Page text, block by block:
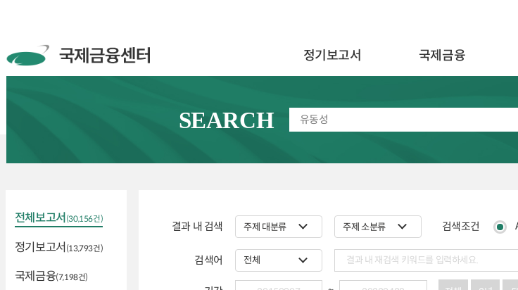
정기보고서 국제금융
SEARCH
전체보고서 (30,156건)
정기보고서 (13,793건)
국제금융(7,198건)
결과 내 검색 검색조건
검색어